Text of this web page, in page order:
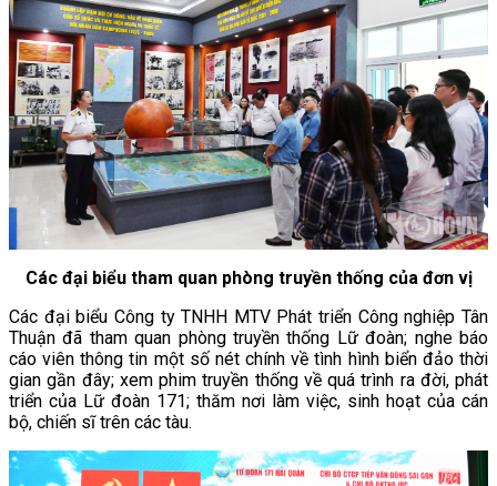
Các đại biểu tham quan phòng truyền thống của đơn vị
Các đại biểu Công ty TNHH MTV Phát triển Công nghiệp Tân
Thuận đã tham quan phòng truyền thống Lữ đoàn; nghe báo
cáo viên thông tin một số nét chính về tình hình biển đảo thời
gian gần đây; xem phim truyền thống về quá trình ra đời, phát
triển của Lữ đoàn 171; thăm nơi làm việc, sinh hoạt của cán
bộ, chiến sĩ trên các tàu.